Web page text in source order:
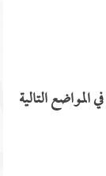
التالية